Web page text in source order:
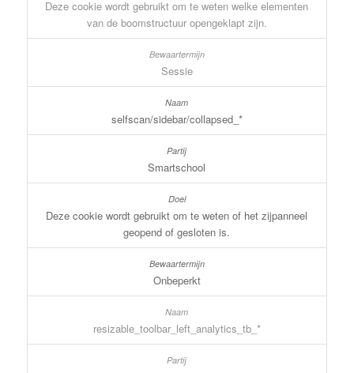
Deze cookie wordt gebruikt om te weten welke elementen
van de boomstructuur opengeklapt zijn.
Sessie
selfscan/sidebar/collapsed_*
Smartschool
Deze cookie wordt gebruikt om te weten of het zijpanneel
geopend of gesloten is.
Onbeperkt
resizable_toolbar_left_analytics_tb_*